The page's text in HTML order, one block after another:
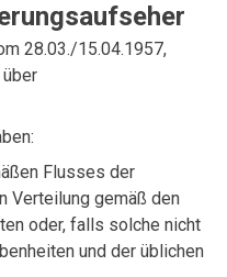
28.03./15.04.1957,
Flusses der
Verteilung gemäß den
oder, falls solche nicht
und der üblichen